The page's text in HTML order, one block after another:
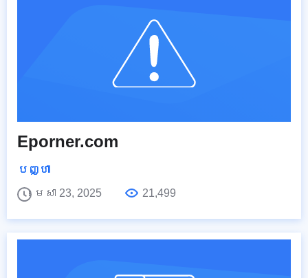
Eporner.com
បញ្ហា
មេសា 23, 2025
21,499